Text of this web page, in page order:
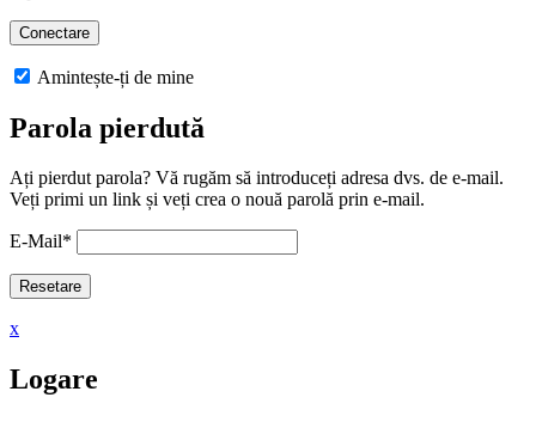
Amintește-ți de mine
Parola pierdută
Ați pierdut parola? Vă rugăm să introduceți adresa dvs. de e-mail.
Veți primi un link și veți crea o nouă parolă prin e-mail.
E-Mail*
x
Logare